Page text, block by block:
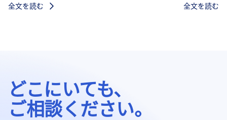
全文を読む 全文を読む
どこにいても、
ご相談ください。